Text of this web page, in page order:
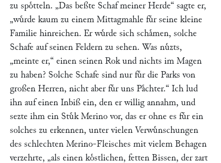
zu spoͤtteln. „Das beßte Schaf meiner Herde“ sagte er,
„wuͤrde kaum zu einem Mittagmahle fuͤr seine kleine
Familie hinreichen. Er wuͤrde sich schaͤmen, solche
Schafe auf seinen Feldern zu sehen. Was nuͤzts,
„meinte er,“ einen seinen Rok und nichts im Magen
zu haben? Solche Schafe sind nur fuͤr die Parks von
großen Herren, nicht aber fuͤr uns Paͤchter.“ Ich lud
ihn auf einen Inbiß ein, den er willig annahm, und
sezte ihm ein Stuͤk Merino vor, das er ohne es fuͤr ein
solches zu erkennen, unter vielen Verwuͤnschungen
des schlechten Merino-Fleisches mit vielem Behagen
verzehrte, „als einen koͤstlichen, fetten Bissen, der zart